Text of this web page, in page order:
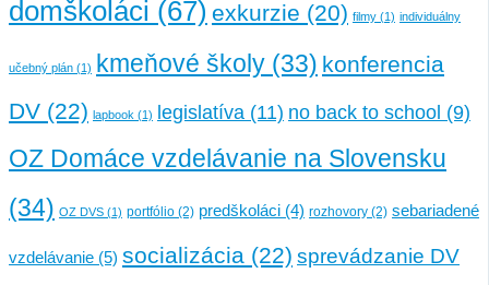
domškoláci (67) exkurzie (20) filmy (1) individuálny
učebný plán (1) kmeňové školy (33) konferencia
DV (22) lapbook (1) legislatíva (11) no back to school (9)
OZ Domáce vzdelávanie na Slovensku
(34) OZ DVS (1) portfólio (2) predškoláci (4) rozhovory (2) sebariadené
vzdelávanie (5) socializácia (22) sprevádzanie DV